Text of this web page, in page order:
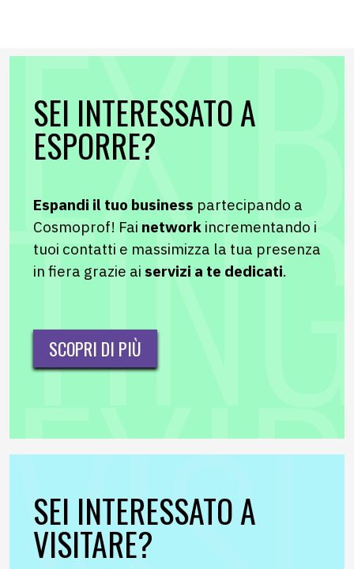
SEI INTERESSATO A
ESPORRE?
Espandi il tuo business partecipando a
Cosmoprof! Fai network incrementando i
tuoi contatti e massimizza la tua presenza
in fiera grazie ai servizi a te dedicati.
SCOPRI DI PIÙ
SEI INTERESSATO A
VISITARE?